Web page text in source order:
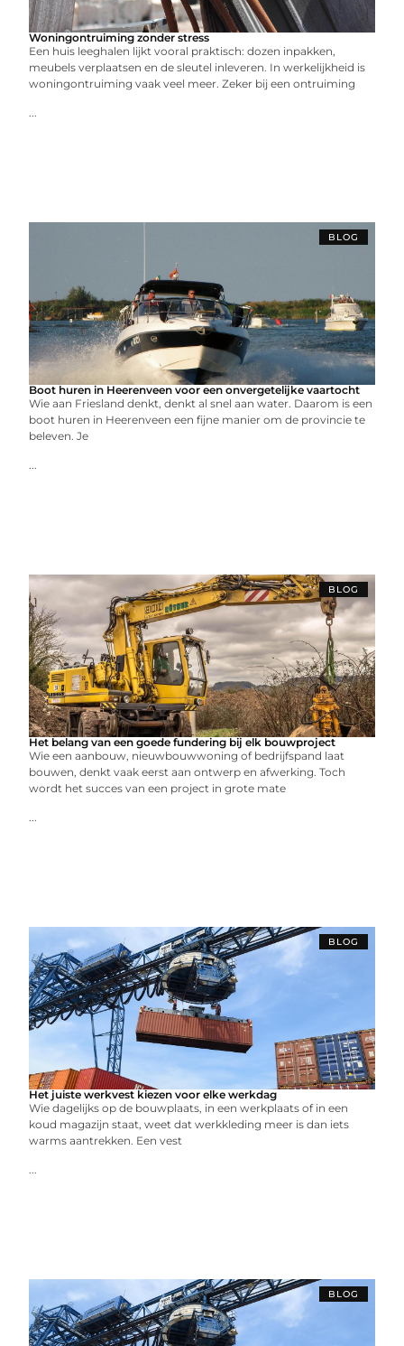
Woningontruiming zonder stress
Een huis leeghalen lijkt vooral praktisch: dozen inpakken,
meubels verplaatsen en de sleutel inleveren. In werkelijkheid is
woningontruiming vaak veel meer. Zeker bij een ontruiming
...
BLOG
Boot huren in Heerenveen voor een onvergetelijke vaartocht
Wie aan Friesland denkt, denkt al snel aan water. Daarom is een
boot huren in Heerenveen een fijne manier om de provincie te
beleven. Je
...
BLOG
Het belang van een goede fundering bij elk bouwproject
Wie een aanbouw, nieuwbouwwoning of bedrijfspand laat
bouwen, denkt vaak eerst aan ontwerp en afwerking. Toch
wordt het succes van een project in grote mate
...
BLOG
Het juiste werkvest kiezen voor elke werkdag
Wie dagelijks op de bouwplaats, in een werkplaats of in een
koud magazijn staat, weet dat werkkleding meer is dan iets
warms aantrekken. Een vest
...
BLOG